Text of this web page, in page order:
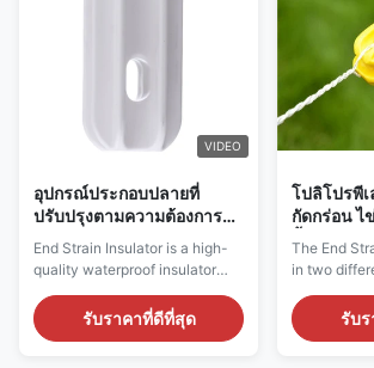
VIDEO
อุปกรณ์ประกอบปลายที่
ปรับปรุงตามความต้องการ
ของลูกค้า ด้วยรูปไข่ Pp สําห
รับความเด่น
End Strain Insulator is a high-
quality waterproof insulator
that is built to last. Made from
durable materials, this product
is designed to withstand even
รับราคาที่ดีที่สุด
โปลิโปรพี
กัดกร่อน ไ
รั้วเกษตรก
The End
in two
and yellow,
your
want to
รับ